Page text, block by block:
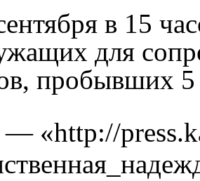
в 15
для
пробывших 5
— «http://